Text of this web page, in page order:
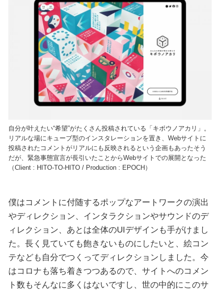
自分が叶えたい“希望”がたくさん投稿されている「キボウノアカリ」。
リアルな場にキューブ型のインスタレーションを置き、Webサイトに
投稿されたコメントがリアルにも反映されるという企画もあったそう
だが、緊急事態宣言が長引いたことからWebサイトでの展開となった
（Client : HITO-TO-HITO / Production : EPOCH）
僕はコメントに付随するポップなアートワークの演出
やディレクション、インタラクションやサウンドのデ
ィレクション、あとは全体のUIデザインも手がけまし
た。長く見ていても飽きないものにしたいと、絵コン
テなども自分でつくってディレクションしました。今
はコロナも落ち着きつつあるので、サイトへのコメン
ト数もそんなに多くはないですし、世の中的にこのサ